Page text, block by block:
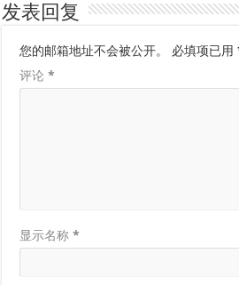
发表回复
您的邮箱地址不会被公开。 必填项已用
评论*
显示名称*